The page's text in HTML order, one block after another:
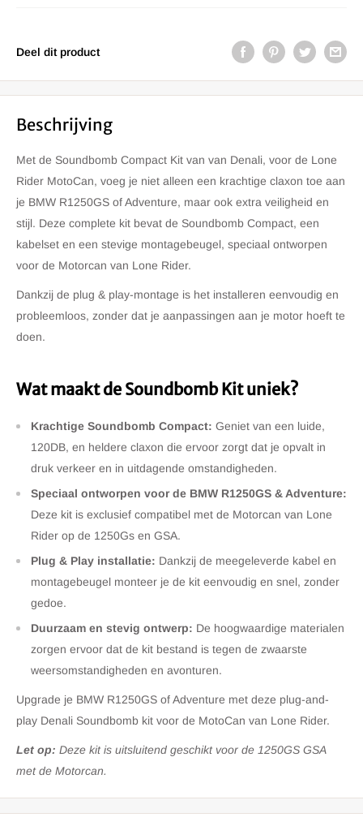
Deel dit product
Beschrijving
Met de Soundbomb Compact Kit van van Denali, voor de Lone
Rider MotoCan, voeg je niet alleen een krachtige claxon toe aan
je BMW R1250GS of Adventure, maar ook extra veiligheid en
stijl. Deze complete kit bevat de Soundbomb Compact, een
kabelset en een stevige montagebeugel, speciaal ontworpen
voor de Motorcan van Lone Rider.
Dankzij de plug & play-montage is het installeren eenvoudig en
probleemloos, zonder dat je aanpassingen aan je motor hoeft te
doen.
Wat maakt de Soundbomb Kit uniek?
Krachtige Soundbomb Compact: Geniet van een luide,
120DB, en heldere claxon die ervoor zorgt dat je opvalt in
druk verkeer en in uitdagende omstandigheden.
Speciaal ontworpen voor de BMW R1250GS & Adventure:
Deze kit is exclusief compatibel met de Motorcan van Lone
Rider op de 1250Gs en GSA.
Plug & Play installatie: Dankzij de meegeleverde kabel en
montagebeugel monteer je de kit eenvoudig en snel, zonder
gedoe.
Duurzaam en stevig ontwerp: De hoogwaardige materialen
zorgen ervoor dat de kit bestand is tegen de zwaarste
weersomstandigheden en avonturen.
Upgrade je BMW R1250GS of Adventure met deze plug-and-
play Denali Soundbomb kit voor de MotoCan van Lone Rider.
Let op: Deze kit is uitsluitend geschikt voor de 1250GS GSA
met de Motorcan.